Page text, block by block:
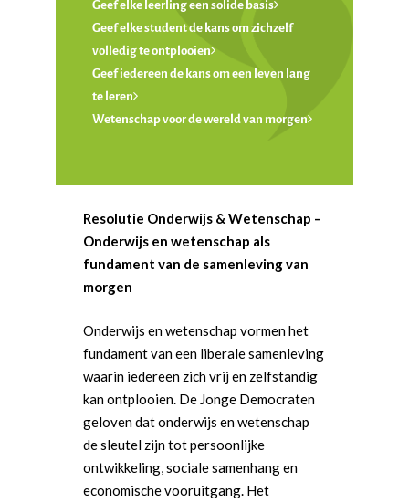
Geef elke leerling een solide basis
Geef elke student de kans om zichzelf
volledig te ontplooien
Geef iedereen de kans om een leven lang
te leren
Wetenschap voor de wereld van morgen
Resolutie Onderwijs & Wetenschap –
Onderwijs en wetenschap als
fundament van de samenleving van
morgen
Onderwijs en wetenschap vormen het
fundament van een liberale samenleving
waarin iedereen zich vrij en zelfstandig
kan ontplooien. De Jonge Democraten
geloven dat onderwijs en wetenschap
de sleutel zijn tot persoonlijke
ontwikkeling, sociale samenhang en
economische vooruitgang. Het